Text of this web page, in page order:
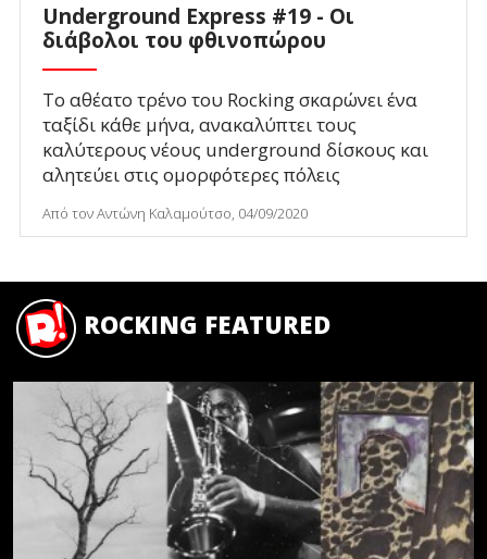
Underground Express #19 - Οι
διάβολοι του φθινοπώρου
Το αθέατο τρένο του Rocking σκαρώνει ένα
ταξίδι κάθε μήνα, ανακαλύπτει τους
καλύτερους νέους underground δίσκους και
αλητεύει στις ομορφότερες πόλεις
Από τον Αντώνη Καλαμούτσο, 04/09/2020
ROCKING FEATURED